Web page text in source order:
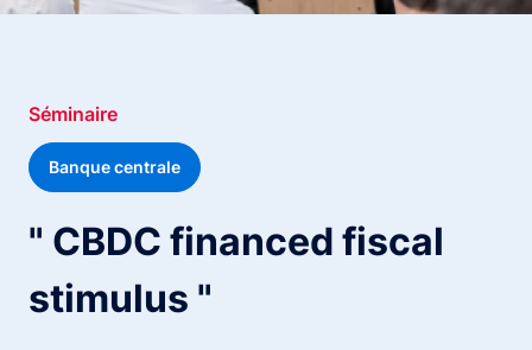
Séminaire
Banque centrale
" CBDC financed fiscal
stimulus "